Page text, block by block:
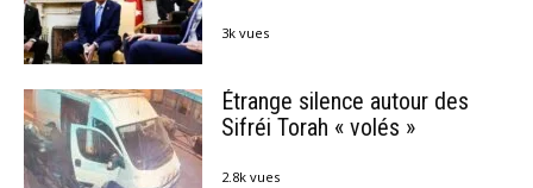
3k vues
Étrange silence autour des
Sifréi Torah « volés »
2.8k vues